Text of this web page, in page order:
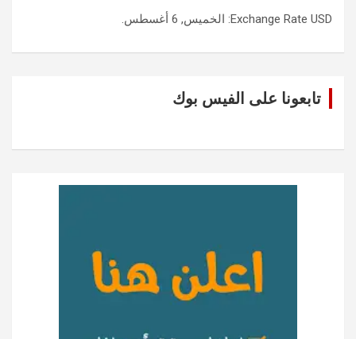
Exchange Rate USD : الخميس, 6 أغسطس.
تابعونا على الفيس بوك